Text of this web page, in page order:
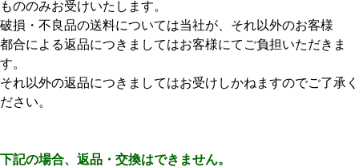
もののみお受けいたします。
破損・不良品の送料については当社が、それ以外のお客様
都合による返品につきましてはお客様にてご負担いただきま
す。
それ以外の返品につきましてはお受けしかねますのでご了承く
ださい。
下記の場合、返品・交換はできません。